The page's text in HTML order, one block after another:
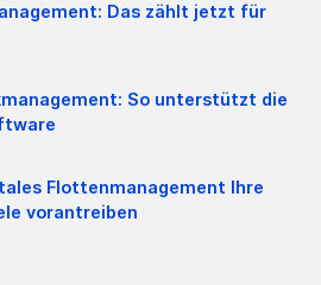
Das zählt jetzt für
So unterstützt die
Flottenmanagement Ihre
vorantreiben